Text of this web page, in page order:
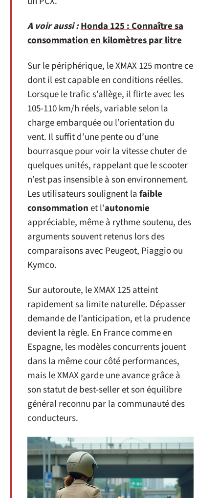
A voir aussi :Honda 125 : Connaître sa
consommation en kilomètres par litre
Sur le périphérique, le XMAX 125 montre ce
dont il est capable en conditions réelles.
Lorsque le trafic s’allège, il flirte avec les
105-110 km/h réels, variable selon la
charge embarquée ou l’orientation du
vent. Il suffit d’une pente ou d’une
bourrasque pour voir la vitesse chuter de
quelques unités, rappelant que le scooter
n’est pas insensible à son environnement.
Les utilisateurs soulignent lafaible
consommationet l’autonomie
appréciable, même à rythme soutenu, des
arguments souvent retenus lors des
comparaisons avec Peugeot, Piaggio ou
Kymco.
Sur autoroute, le XMAX 125 atteint
rapidement sa limite naturelle. Dépasser
demande de l’anticipation, et la prudence
devient la règle. En France comme en
Espagne, les modèles concurrents jouent
dans la même cour côté performances,
mais le XMAX garde une avance grâce à
son statut de best-seller et son équilibre
général reconnu par la communauté des
conducteurs.